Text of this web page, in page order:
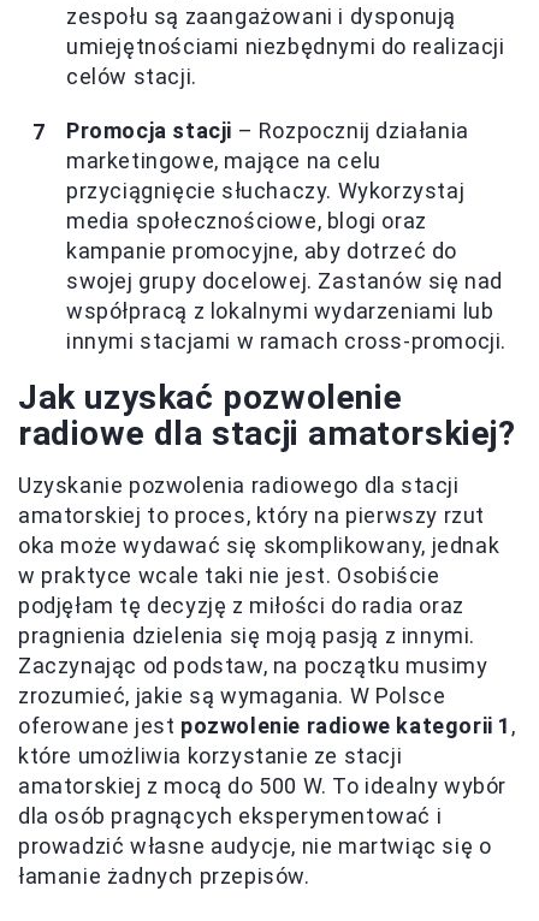
zespołu są zaangażowani i dysponują
umiejętnościami niezbędnymi do realizacji
celów stacji.
Promocja stacji – Rozpocznij działania
marketingowe, mające na celu
przyciągnięcie słuchaczy. Wykorzystaj
media społecznościowe, blogi oraz
kampanie promocyjne, aby dotrzeć do
swojej grupy docelowej. Zastanów się nad
współpracą z lokalnymi wydarzeniami lub
innymi stacjami w ramach cross-promocji.
Jak uzyskać pozwolenie
radiowe dla stacji amatorskiej?
Uzyskanie pozwolenia radiowego dla stacji
amatorskiej to proces, który na pierwszy rzut
oka może wydawać się skomplikowany, jednak
w praktyce wcale taki nie jest. Osobiście
podjęłam tę decyzję z miłości do radia oraz
pragnienia dzielenia się moją pasją z innymi.
Zaczynając od podstaw, na początku musimy
zrozumieć, jakie są wymagania. W Polsce
oferowane jest pozwolenie radiowe kategorii 1 ,
które umożliwia korzystanie ze stacji
amatorskiej z mocą do 500 W. To idealny wybór
dla osób pragnących eksperymentować i
prowadzić własne audycje, nie martwiąc się o
łamanie żadnych przepisów.